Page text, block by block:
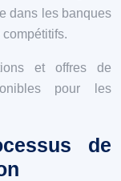
dans les banques
et offres de
pour les
de